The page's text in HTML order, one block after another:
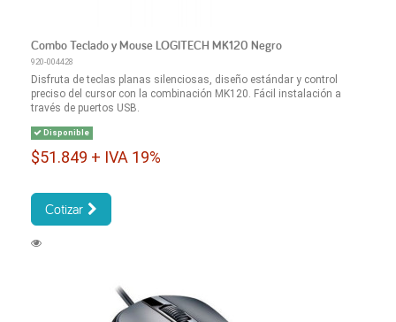
Combo Teclado y Mouse LOGITECH MK120 Negro
920-004428
Disfruta de teclas planas silenciosas, diseño estándar y control
preciso del cursor con la combinación MK120. Fácil instalación a
través de puertos USB.
Disponible
$51.849 + IVA 19%
Cotizar